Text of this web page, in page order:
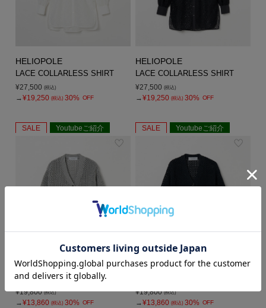
HELIOPOLE
LACE COLLARLESS SHIRT
¥27,500 (税込)
→¥19,250 (税込) 30% OFF
HELIOPOLE
LACE COLLARLESS SHIRT
¥27,500 (税込)
→¥19,250 (税込) 30% OFF
SALE Youtubeご紹介
HELIOPOLE
MESH KNIT CARDIGAN
¥19,800 (税込)
→¥13,860 (税込) 30% OFF
SALE Youtubeご紹介
HELIOPOLE
¥19,800 (税込)
→¥13,860 (税込) 30% OFF